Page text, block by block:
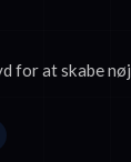
for at skabe